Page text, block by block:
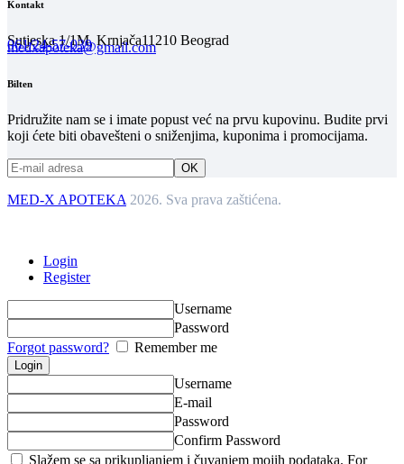
Kontakt
Sutjeska 1/1M, Krnjača11210 Beograd
061/24-57-039
medxapoteka@gmail.com
Bilten
Pridružite nam se i imate popust već na prvu kupovinu. Budite prvi
koji ćete biti obavešteni o sniženjima, kuponima i promocijama.
MED-X APOTEKA 2026. Sva prava zaštićena.
Login
Register
Username
Password
Forgot password?
Remember me
Username
E-mail
Password
Confirm Password
Slažem se sa prikupljanjem i čuvanjem mojih podataka. For